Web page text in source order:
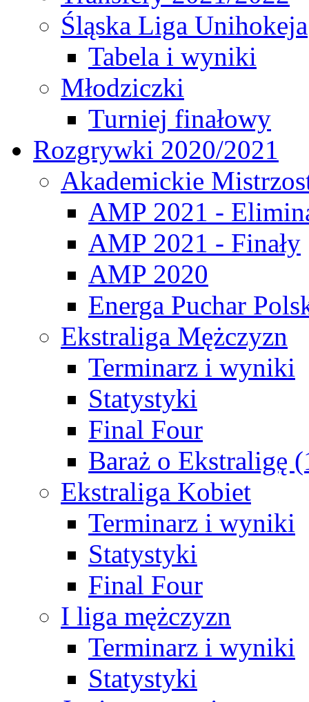
Śląska Liga Unihokeja
Tabela i wyniki
Młodziczki
Turniej finałowy
Rozgrywki 2020/2021
Akademickie
AMP 2021 -
AMP 2021 - Finały
AMP 2020
Energa Puchar
Ekstraliga Mężczyzn
Terminarz i wyniki
Statystyki
Final Four
Baraż o Ekstraligę
Ekstraliga Kobiet
Terminarz i wyniki
Statystyki
Final Four
I liga mężczyzn
Terminarz i wyniki
Statystyki